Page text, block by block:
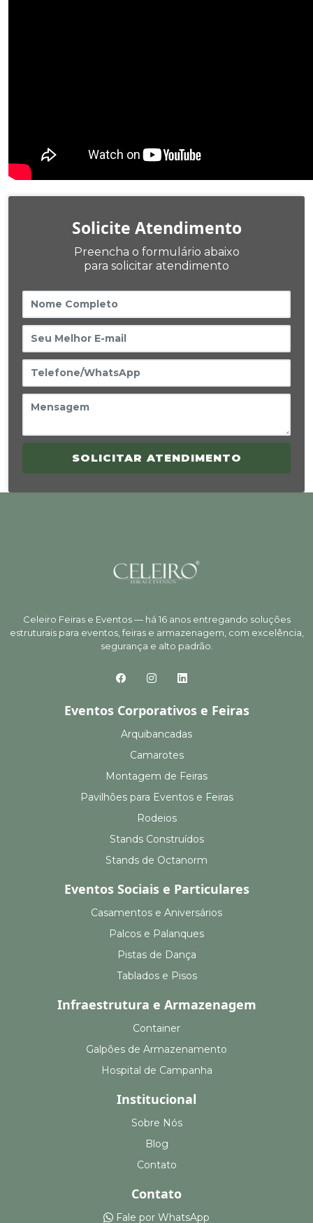
Solicite Atendimento
Preencha o formulário abaixo
para solicitar atendimento
SOLICITAR ATENDIMENTO
Celeiro Feiras e Eventos — há 16 anos entregando soluções
estruturais para eventos, feiras e armazenagem, com excelência,
segurança e alto padrão.
Eventos Corporativos e Feiras
Arquibancadas
Camarotes
Montagem de Feiras
Pavilhões para Eventos e Feiras
Rodeios
Stands Construídos
Stands de Octanorm
Eventos Sociais e Particulares
Casamentos e Aniversários
Palcos e Palanques
Pistas de Dança
Tablados e Pisos
Infraestrutura e Armazenagem
Container
Galpões de Armazenamento
Hospital de Campanha
Institucional
Sobre Nós
Blog
Contato
Contato
Fale por WhatsApp